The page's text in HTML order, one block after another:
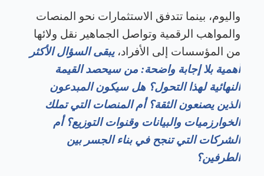
واليوم، بينما تتدفق الاستثمارات نحو المنصات
والمواهب الرقمية وتواصل الجماهير نقل ولائها
من المؤسسات إلى الأفراد،يبقى السؤال الأكثر
أهمية بلا إجابة واضحة: من سيحصد القيمة
النهائية لهذا التحول؟ هل سيكون المبدعون
الذين يصنعون الثقة؟ أم المنصات التي تملك
الخوارزميات والبيانات وقنوات التوزيع؟ أم
الشركات التي تنجح في بناء الجسر بين
الطرفين؟